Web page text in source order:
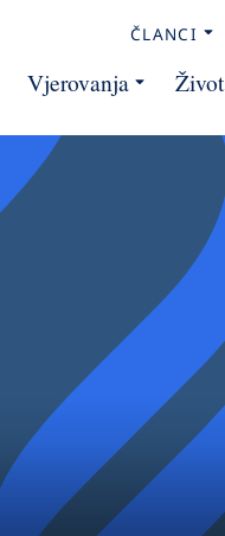
ČLANCI
Vjerovanja Život